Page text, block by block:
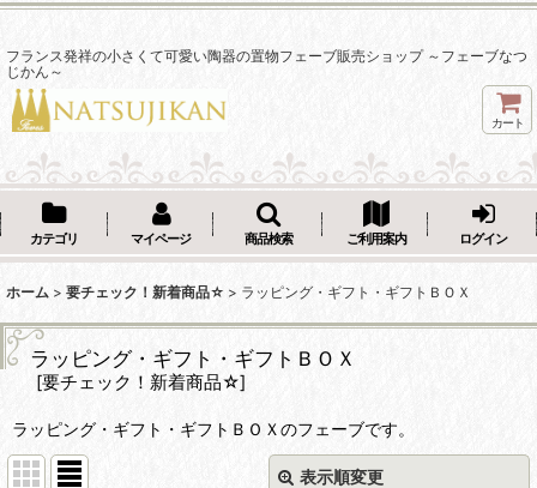
フランス発祥の小さくて可愛い陶器の置物フェーブ販売ショップ ～フェーブなつ
じかん～
カート
カテゴリ マイページ 商品検索 ご利用案内 ログイン
ホーム > 要チェック！新着商品☆ > ラッピング・ギフト・ギフトＢＯＸ
ラッピング・ギフト・ギフトＢＯＸ
[要チェック！新着商品☆]
ラッピング・ギフト・ギフトＢＯＸのフェーブです。
表示順変更